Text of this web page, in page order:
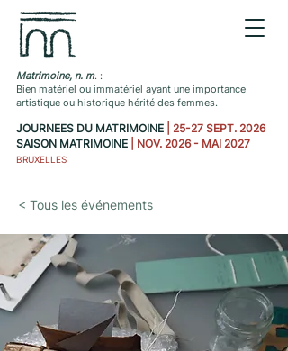
Matrimoine, n. m. :
Bien matériel ou immatériel ayant une importance
artistique ou historique hérité des femmes.
JOURNEES DU MATRIMOINE
| 25-27 SEPT. 2026
SAISON MATRIMOINE
| NOV. 2026 - MAI 2027
BRUXELLES
< Tous les événements